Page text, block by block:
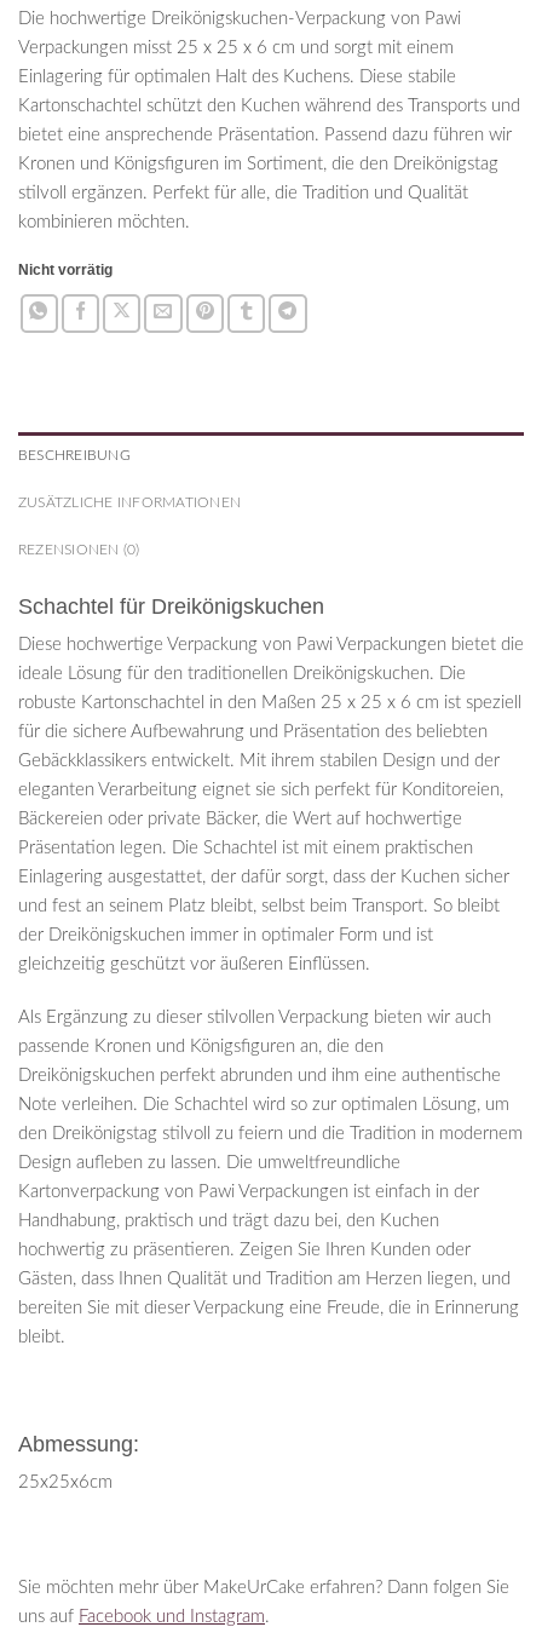
Die hochwertige Dreikönigskuchen-Verpackung von Pawi
Verpackungen misst 25 x 25 x 6 cm und sorgt mit einem
Einlagering für optimalen Halt des Kuchens. Diese stabile
Kartonschachtel schützt den Kuchen während des Transports und
bietet eine ansprechende Präsentation. Passend dazu führen wir
Kronen und Königsfiguren im Sortiment, die den Dreikönigstag
stilvoll ergänzen. Perfekt für alle, die Tradition und Qualität
kombinieren möchten.
Nicht vorrätig
BESCHREIBUNG
ZUSÄTZLICHE INFORMATIONEN
REZENSIONEN (0)
Schachtel für Dreikönigskuchen
Diese hochwertige Verpackung von Pawi Verpackungen bietet die
ideale Lösung für den traditionellen Dreikönigskuchen. Die
robuste Kartonschachtel in den Maßen 25 x 25 x 6 cm ist speziell
für die sichere Aufbewahrung und Präsentation des beliebten
Gebäckklassikers entwickelt. Mit ihrem stabilen Design und der
eleganten Verarbeitung eignet sie sich perfekt für Konditoreien,
Bäckereien oder private Bäcker, die Wert auf hochwertige
Präsentation legen. Die Schachtel ist mit einem praktischen
Einlagering ausgestattet, der dafür sorgt, dass der Kuchen sicher
und fest an seinem Platz bleibt, selbst beim Transport. So bleibt
der Dreikönigskuchen immer in optimaler Form und ist
gleichzeitig geschützt vor äußeren Einflüssen.
Als Ergänzung zu dieser stilvollen Verpackung bieten wir auch
passende Kronen und Königsfiguren an, die den
Dreikönigskuchen perfekt abrunden und ihm eine authentische
Note verleihen. Die Schachtel wird so zur optimalen Lösung, um
den Dreikönigstag stilvoll zu feiern und die Tradition in modernem
Design aufleben zu lassen. Die umweltfreundliche
Kartonverpackung von Pawi Verpackungen ist einfach in der
Handhabung, praktisch und trägt dazu bei, den Kuchen
hochwertig zu präsentieren. Zeigen Sie Ihren Kunden oder
Gästen, dass Ihnen Qualität und Tradition am Herzen liegen, und
bereiten Sie mit dieser Verpackung eine Freude, die in Erinnerung
bleibt.
Abmessung:
25x25x6cm
Sie möchten mehr über MakeUrCake erfahren? Dann folgen Sie
uns auf Facebook und Instagram.